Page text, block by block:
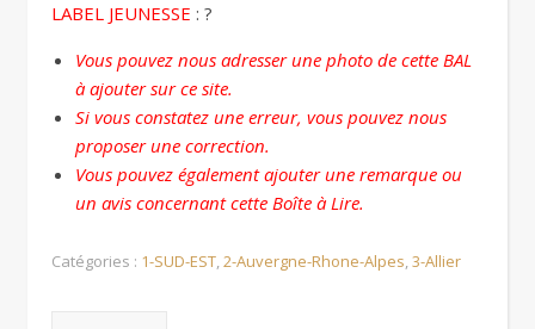
LABEL JEUNESSE : ?
Vous pouvez nous adresser une photo de cette BAL
à ajouter sur ce site.
Si vous constatez une erreur, vous pouvez nous
proposer une correction.
Vous pouvez également ajouter une remarque ou
un avis concernant cette Boîte à Lire.
Catégories : 1-SUD-EST,2-Auvergne-Rhone-Alpes,3-Allier